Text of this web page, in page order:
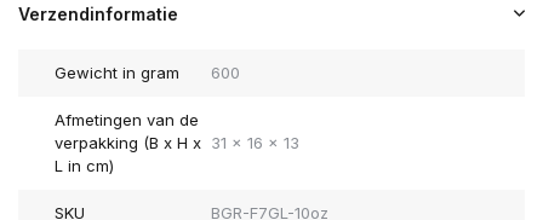
Verzendinformatie
Gewicht in gram 600
Afmetingen van de
verpakking (B x H x
L in cm)
31 x 16 x 13
SKU BGR-F7GL-10oz